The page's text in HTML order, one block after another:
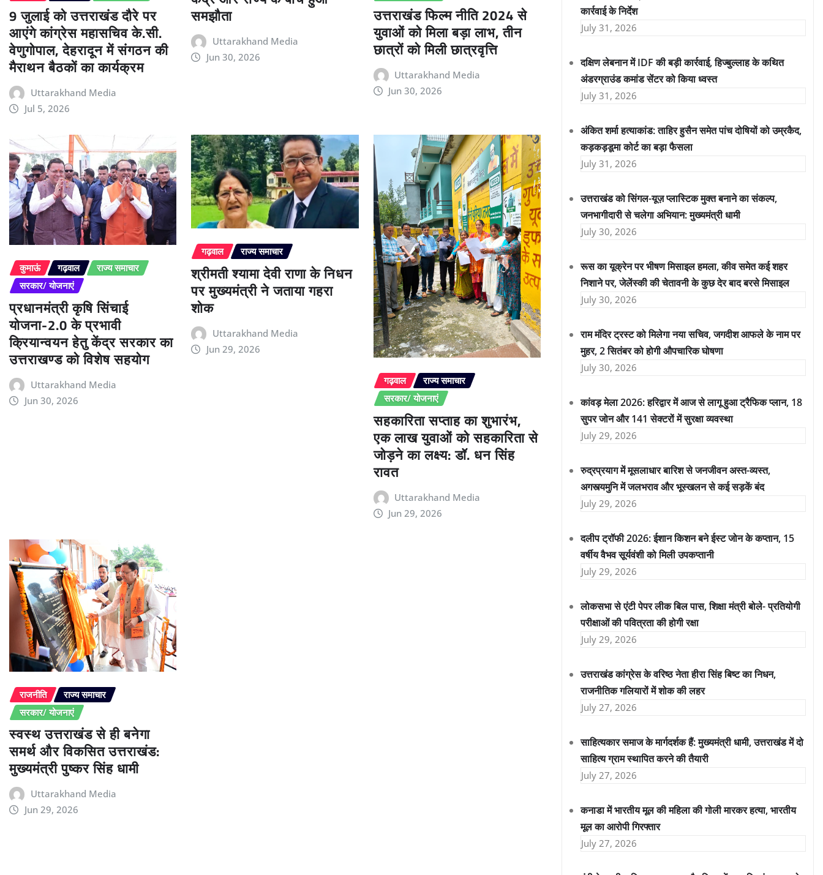
9 जुलाई को उत्तराखंड दौरे पर
आएंगे कांग्रेस महासचिव के.सी.
वेणुगोपाल, देहरादून में संगठन की
मैराथन बैठकों का कार्यक्रम
Uttarakhand Media
Jul 5, 2026
समझौता
Uttarakhand Media
Jun 30, 2026
उत्तराखंड फिल्म नीति 2024 से
युवाओं को मिला बड़ा लाभ, तीन
छात्रों को मिली छात्रवृत्ति
Uttarakhand Media
Jun 30, 2026
कुमाऊं गढ़वाल
राज्य समाचार
सरकार/ योजनाएं
प्रधानमंत्री कृषि सिंचाई
योजना-2.0 के प्रभावी
क्रियान्वयन हेतु केंद्र सरकार का
उत्तराखण्ड को विशेष सहयोग
Uttarakhand Media
Jun 30, 2026
गढ़वाल राज्य समाचार
श्रीमती श्यामा देवी राणा के निधन
पर मुख्यमंत्री ने जताया गहरा
शोक
Uttarakhand Media
Jun 29, 2026
गढ़वाल
राज्य समाचार
सरकार/ योजनाएं
सहकारिता सप्ताह का शुभारंभ,
एक लाख युवाओं को सहकारिता से
जोड़ने का लक्ष्य: डॉ. धन सिंह
रावत
Uttarakhand Media
Jun 29, 2026
राजनीति
राज्य समाचार
सरकार/ योजनाएं
स्वस्थ उत्तराखंड से ही बनेगा
समर्थ और विकसित उत्तराखंड:
मुख्यमंत्री पुष्कर सिंह धामी
Uttarakhand Media
Jun 29, 2026
कार्रवाई के निर्देश
July 31, 2026
दक्षिण लेबनान में IDF की बड़ी कार्रवाई, हिज्बुल्लाह के कथित
अंडरग्राउंड कमांड सेंटर को किया ध्वस्त
July 31, 2026
अंकित शर्मा हत्याकांड: ताहिर हुसैन समेत पांच दोषियों को उम्रकैद,
कड़कड़डूमा कोर्ट का बड़ा फैसला
July 31, 2026
उत्तराखंड को सिंगल-यूज़ प्लास्टिक मुक्त बनाने का संकल्प,
जनभागीदारी से चलेगा अभियान: मुख्यमंत्री धामी
July 30, 2026
रूस का यूक्रेन पर भीषण मिसाइल हमला, कीव समेत कई शहर
निशाने पर, जेलेंस्की की चेतावनी के कुछ देर बाद बरसे मिसाइल
July 30, 2026
राम मंदिर ट्रस्ट को मिलेगा नया सचिव, जगदीश आफले के नाम पर
मुहर, 2 सितंबर को होगी औपचारिक घोषणा
July 30, 2026
कांवड़ मेला 2026: हरिद्वार में आज से लागू हुआ ट्रैफिक प्लान, 18
सुपर जोन और 141 सेक्टरों में सुरक्षा व्यवस्था
July 29, 2026
रुद्रप्रयाग में मूसलाधार बारिश से जनजीवन अस्त-व्यस्त,
अगस्त्यमुनि में जलभराव और भूस्खलन से कई सड़कें बंद
July 29, 2026
दलीप ट्रॉफी 2026: ईशान किशन बने ईस्ट जोन के कप्तान, 15
वर्षीय वैभव सूर्यवंशी को मिली उपकप्तानी
July 29, 2026
लोकसभा से एंटी पेपर लीक बिल पास, शिक्षा मंत्री बोले- प्रतियोगी
परीक्षाओं की पवित्रता की होगी रक्षा
July 29, 2026
उत्तराखंड कांग्रेस के वरिष्ठ नेता हीरा सिंह बिष्ट का निधन,
राजनीतिक गलियारों में शोक की लहर
July 27, 2026
साहित्यकार समाज के मार्गदर्शक हैं: मुख्यमंत्री धामी, उत्तराखंड में दो
साहित्य ग्राम स्थापित करने की तैयारी
July 27, 2026
कनाडा में भारतीय मूल की महिला की गोली मारकर हत्या, भारतीय
मूल का आरोपी गिरफ्तार
July 27, 2026